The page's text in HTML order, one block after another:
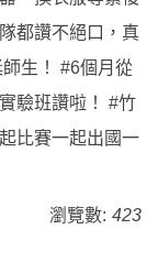
都讚不絕口，真
生！ #6個月從
驗班讚啦！ #竹
比賽一起出國一
瀏覽數: 423